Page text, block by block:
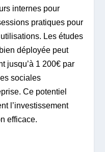
internes pour
pratiques pour
Les études
déployée peut
jusqu’à 1 200€ par
sociales
Ce potentiel
l’investissement
efficace.